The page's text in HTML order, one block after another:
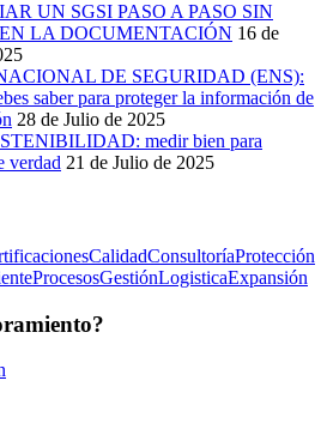
UN SGSI PASO A PASO SIN
LA DOCUMENTACIÓN 16 de
DE SEGURIDAD (ENS):
saber para proteger la información de
28 de Julio de 2025
medir bien para
verdad 21 de Julio de 2025
CalidadConsultoríaProtección
ProcesosGestiónLogisticaExpansión